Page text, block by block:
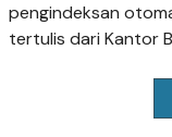
pengindeksan
tertulis dari Kantor